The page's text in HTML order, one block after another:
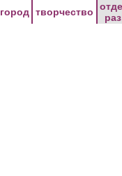
город творчество